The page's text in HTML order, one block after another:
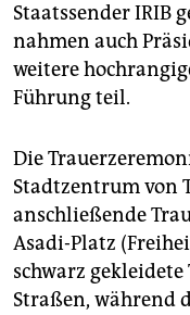
Staatssender IRIB
nahmen auch
weitere
Führung teil.
Die
Stadtzentrum von
anschließende
Asadi-Platz
schwarz
Straßen, während